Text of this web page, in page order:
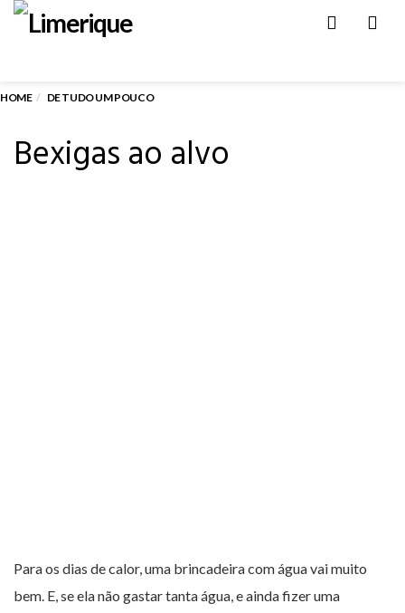
HOME DE TUDO UM POUCO
Bexigas ao alvo
Para os dias de calor, uma brincadeira com água vai muito
bem. E, se ela não gastar tanta água, e ainda fizer uma